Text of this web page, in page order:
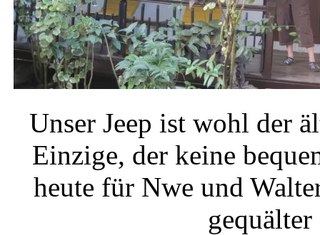
Unser Jeep ist wohl der
Einzige, der keine
heute für Nwe und